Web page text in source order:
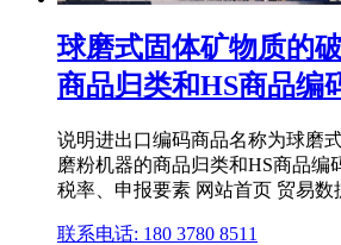
球磨式固体矿物质的
商品归类和HS商品编
说明进出口编码商品名称为球磨
磨粉机器的商品归类和HS商品编
税率、申报要素 网站首页 贸易数
联系电话: 180 3780 8511